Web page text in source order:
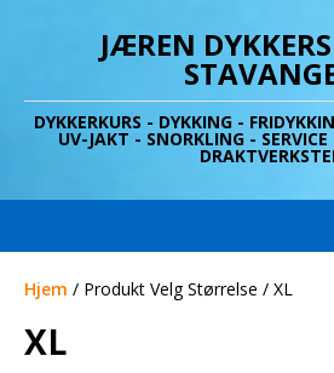
JÆREN
DYKKERKURS - DYKKING -
UV-JAKT - SNORKLING -
Hjem / Produkt Velg Størrelse / XL
XL